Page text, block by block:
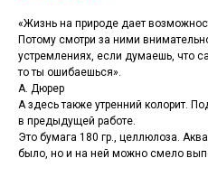
«Жизнь на природе дает
Потому смотри за ними
устремлениях, если думаешь, что
то ты ошибаешься».
А. Дюрер
А здесь также утренний колорит.
в предыдущей работе.
Это бумага 180 гр., целлюлоза.
было, но и на ней можно смело